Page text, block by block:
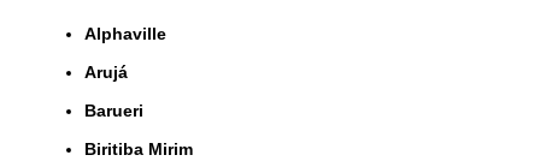
Alphaville
Arujá
Barueri
Biritiba Mirim